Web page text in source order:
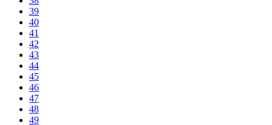
39
40
41
42
43
44
45
46
47
48
49